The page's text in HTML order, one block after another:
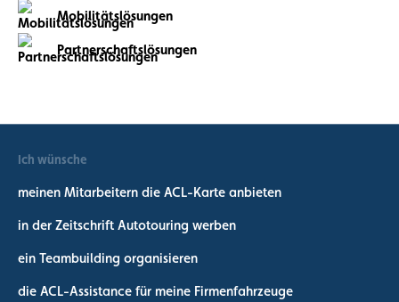
Mobilitätslösungen
Partnerschaftslösungen
Ich wünsche
meinen Mitarbeitern die ACL-Karte anbieten
in der Zeitschrift Autotouring werben
ein Teambuilding organisieren
die ACL-Assistance für meine Firmenfahrzeuge